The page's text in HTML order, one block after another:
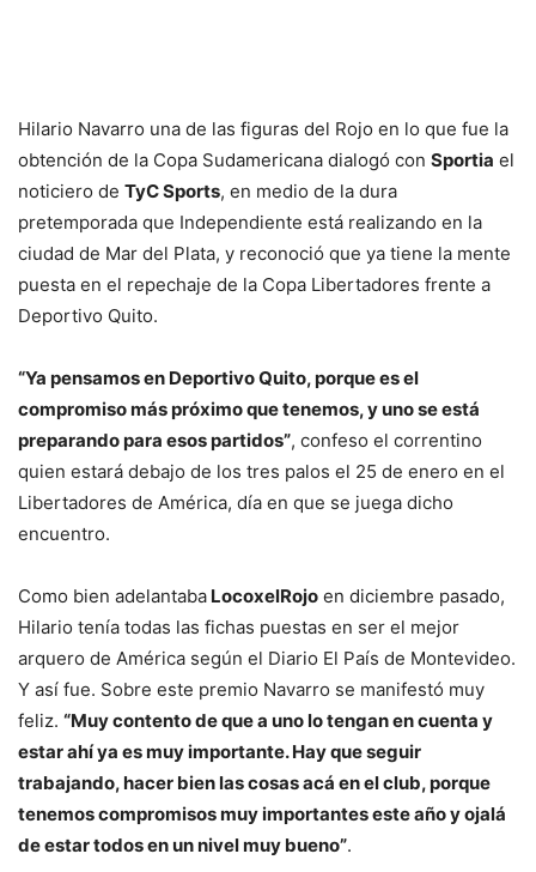
Hilario Navarro una de las figuras del Rojo en lo que fue la
obtención de la Copa Sudamericana dialogó con Sportia el
noticiero de TyC Sports, en medio de la dura
pretemporada que Independiente está realizando en la
ciudad de Mar del Plata, y reconoció que ya tiene la mente
puesta en el repechaje de la Copa Libertadores frente a
Deportivo Quito.
“Ya pensamos en Deportivo Quito, porque es el
compromiso más próximo que tenemos, y uno se está
preparando para esos partidos”, confeso el correntino
quien estará debajo de los tres palos el 25 de enero en el
Libertadores de América, día en que se juega dicho
encuentro.
Como bien adelantaba LocoxelRojo en diciembre pasado,
Hilario tenía todas las fichas puestas en ser el mejor
arquero de América según el Diario El País de Montevideo.
Y así fue. Sobre este premio Navarro se manifestó muy
feliz. “Muy contento de que a uno lo tengan en cuenta y
estar ahí ya es muy importante. Hay que seguir
trabajando, hacer bien las cosas acá en el club, porque
tenemos compromisos muy importantes este año y ojalá
de estar todos en un nivel muy bueno”.